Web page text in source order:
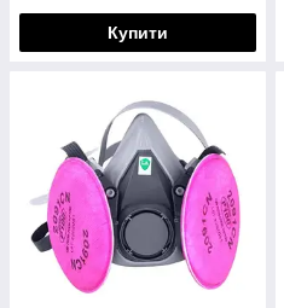
Купити